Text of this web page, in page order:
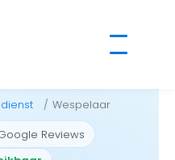
Wespelaar
Reviews